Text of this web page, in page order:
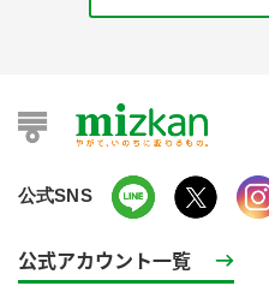
公式SNS
公式アカウント一覧